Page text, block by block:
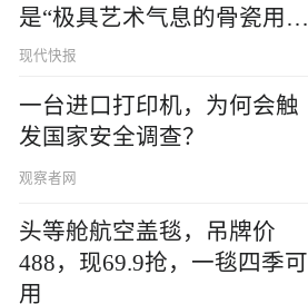
是“极具艺术气息的骨瓷用
品”
现代快报
一台进口打印机，为何会触
发国家安全调查？
观察者网
头等舱航空盖毯，吊牌价
488，现69.9抢，一毯四季可
用